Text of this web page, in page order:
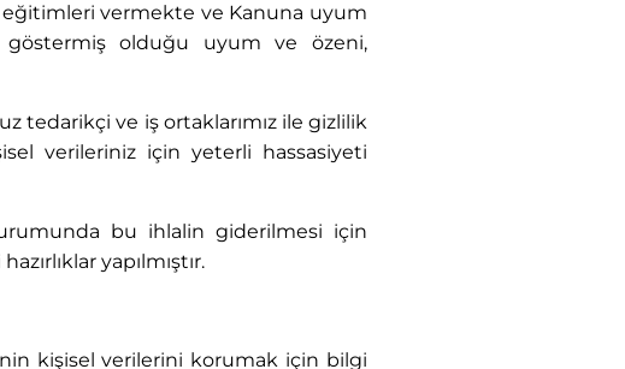
eğitimleri vermekte ve Kanuna uyum
göstermiş olduğu uyum ve özeni,
tedarikçi ve iş ortaklarımız ile gizlilik
verileriniz için yeterli hassasiyeti
bu ihlalin giderilmesi için
yapılmıştır.
kişisel verilerini korumak için bilgi